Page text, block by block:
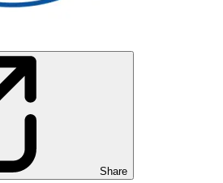
Share